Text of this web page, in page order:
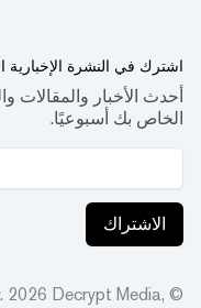
اشترك في النشرة الإخبارية
أحدث الأخبار والمقالات
الخاص بك أسبوعيًا.
الاشتراك
© A next-generation media company.
2026 Decrypt Media,